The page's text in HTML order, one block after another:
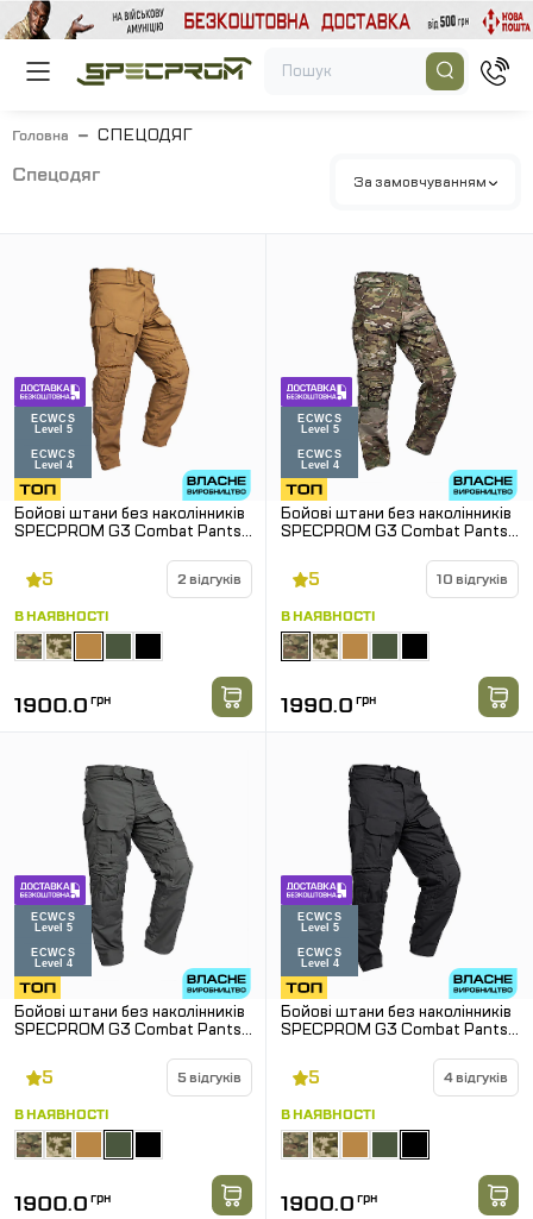
Головна СПЕЦОДЯГ
спецодяг За замовчуванням
Бойові штани без наколінників
SPECPROM G3 Combat Pants.
5 2 відгуків
В НАЯВНОСТІ
1900.0 грн
Бойові штани без наколінників
SPECPROM G3 Combat Pants.
5 10 відгуків
В НАЯВНОСТІ
1990.0 грн
Бойові штани без наколінників
SPECPROM G3 Combat Pants.
5 5 відгуків
В НАЯВНОСТІ
1900.0 грн
Бойові штани без наколінників
SPECPROM G3 Combat Pants.
5 4 відгуків
В НАЯВНОСТІ
1900.0 грн